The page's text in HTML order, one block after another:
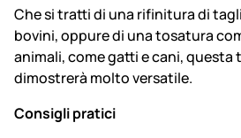
Che si tratti di una rifinitura di
bovini, oppure di una tosatura
animali, come gatti e cani, questa
dimostrerà molto versatile.
Consigli pratici